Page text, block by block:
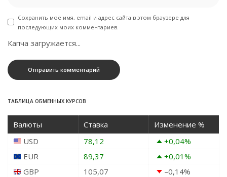
Сохранить моё имя, email и адрес сайта в этом браузере для
последующих моих комментариев.
Капча загружается...
ТАБЛИЦА ОБМЕННЫХ КУРСОВ
Валюты Ставка
Изменение %
USD
78,12 +0,04%
EUR
89,37 +0,01%
GBP
105,07 –0,14%